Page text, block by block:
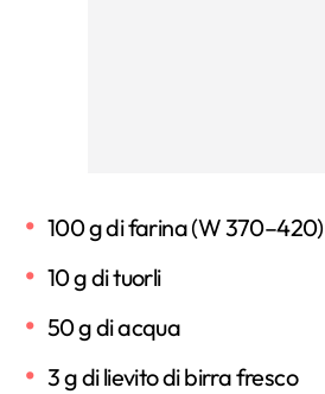
100 g di farina (W 370–420)
10 g di tuorli
50 g di acqua
3 g di lievito di birra fresco